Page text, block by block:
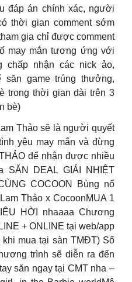
đáp án chính xác, người
thời gian comment sớm
gia chỉ được comment
may mắn tương ứng với
chấp nhận các nick ảo,
game trúng thưởng,
trong thời gian dài trên 3
bè)
Thảo sẽ là người quyết
yêu may mắn và đừng
để nhận được nhiều
SĂN DEAL GIẢI NHIỆT
COCOON Bùng nổ
Thảo x CocoonMUA 1
HỜI nhaaaa Chương
+ ONLINE tại web/app
khi mua tại sàn TMĐT) Số
trình sẽ diễn ra đến
săn ngay tại CMT nha –